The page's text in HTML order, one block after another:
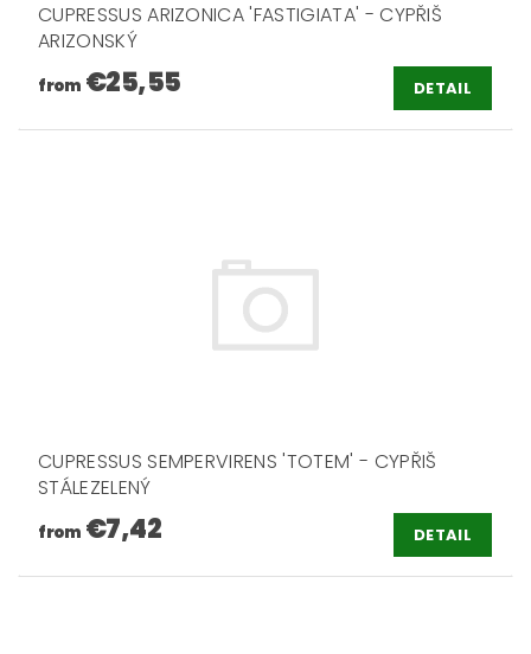
CUPRESSUS ARIZONICA 'FASTIGIATA' - CYPŘIŠ
ARIZONSKÝ
from €25,55 DETAIL
CUPRESSUS SEMPERVIRENS 'TOTEM' - CYPŘIŠ
STÁLEZELENÝ
from €7,42 DETAIL